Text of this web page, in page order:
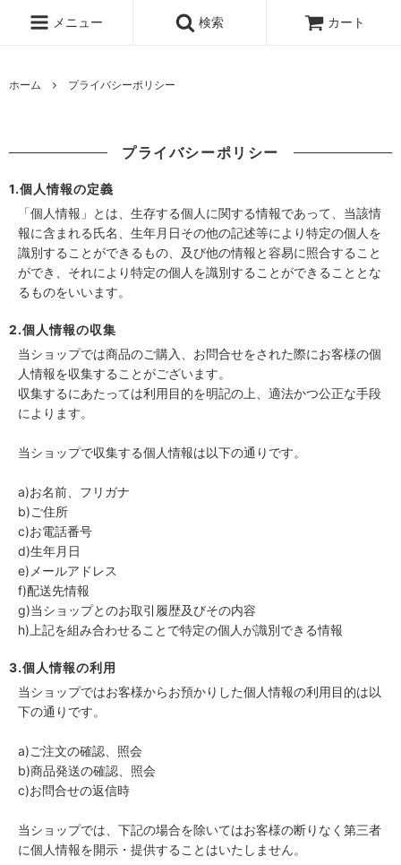
メニュー 検索 カート
ホーム プライバシーポリシー
プライバシーポリシー
1.個人情報の定義
「個人情報」とは、生存する個人に関する情報であって、当該情
報に含まれる氏名、生年月日その他の記述等により特定の個人を
識別することができるもの、及び他の情報と容易に照合すること
ができ、それにより特定の個人を識別することができることとな
るものをいいます。
2.個人情報の収集
当ショップでは商品のご購入、お問合せをされた際にお客様の個
人情報を収集することがございます。
収集するにあたっては利用目的を明記の上、適法かつ公正な手段
によります。
当ショップで収集する個人情報は以下の通りです。
a)お名前、フリガナ
b)ご住所
c)お電話番号
d)生年月日
e)メールアドレス
f)配送先情報
g)当ショップとのお取引履歴及びその内容
h)上記を組み合わせることで特定の個人が識別できる情報
3.個人情報の利用
当ショップではお客様からお預かりした個人情報の利用目的は以
下の通りです。
a)ご注文の確認、照会
b)商品発送の確認、照会
c)お問合せの返信時
当ショップでは、下記の場合を除いてはお客様の断りなく第三者
に個人情報を開示・提供することはいたしません。